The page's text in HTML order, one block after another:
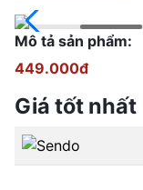
Mô tả sản phẩm:
449.000đ
Giá tốt nhất